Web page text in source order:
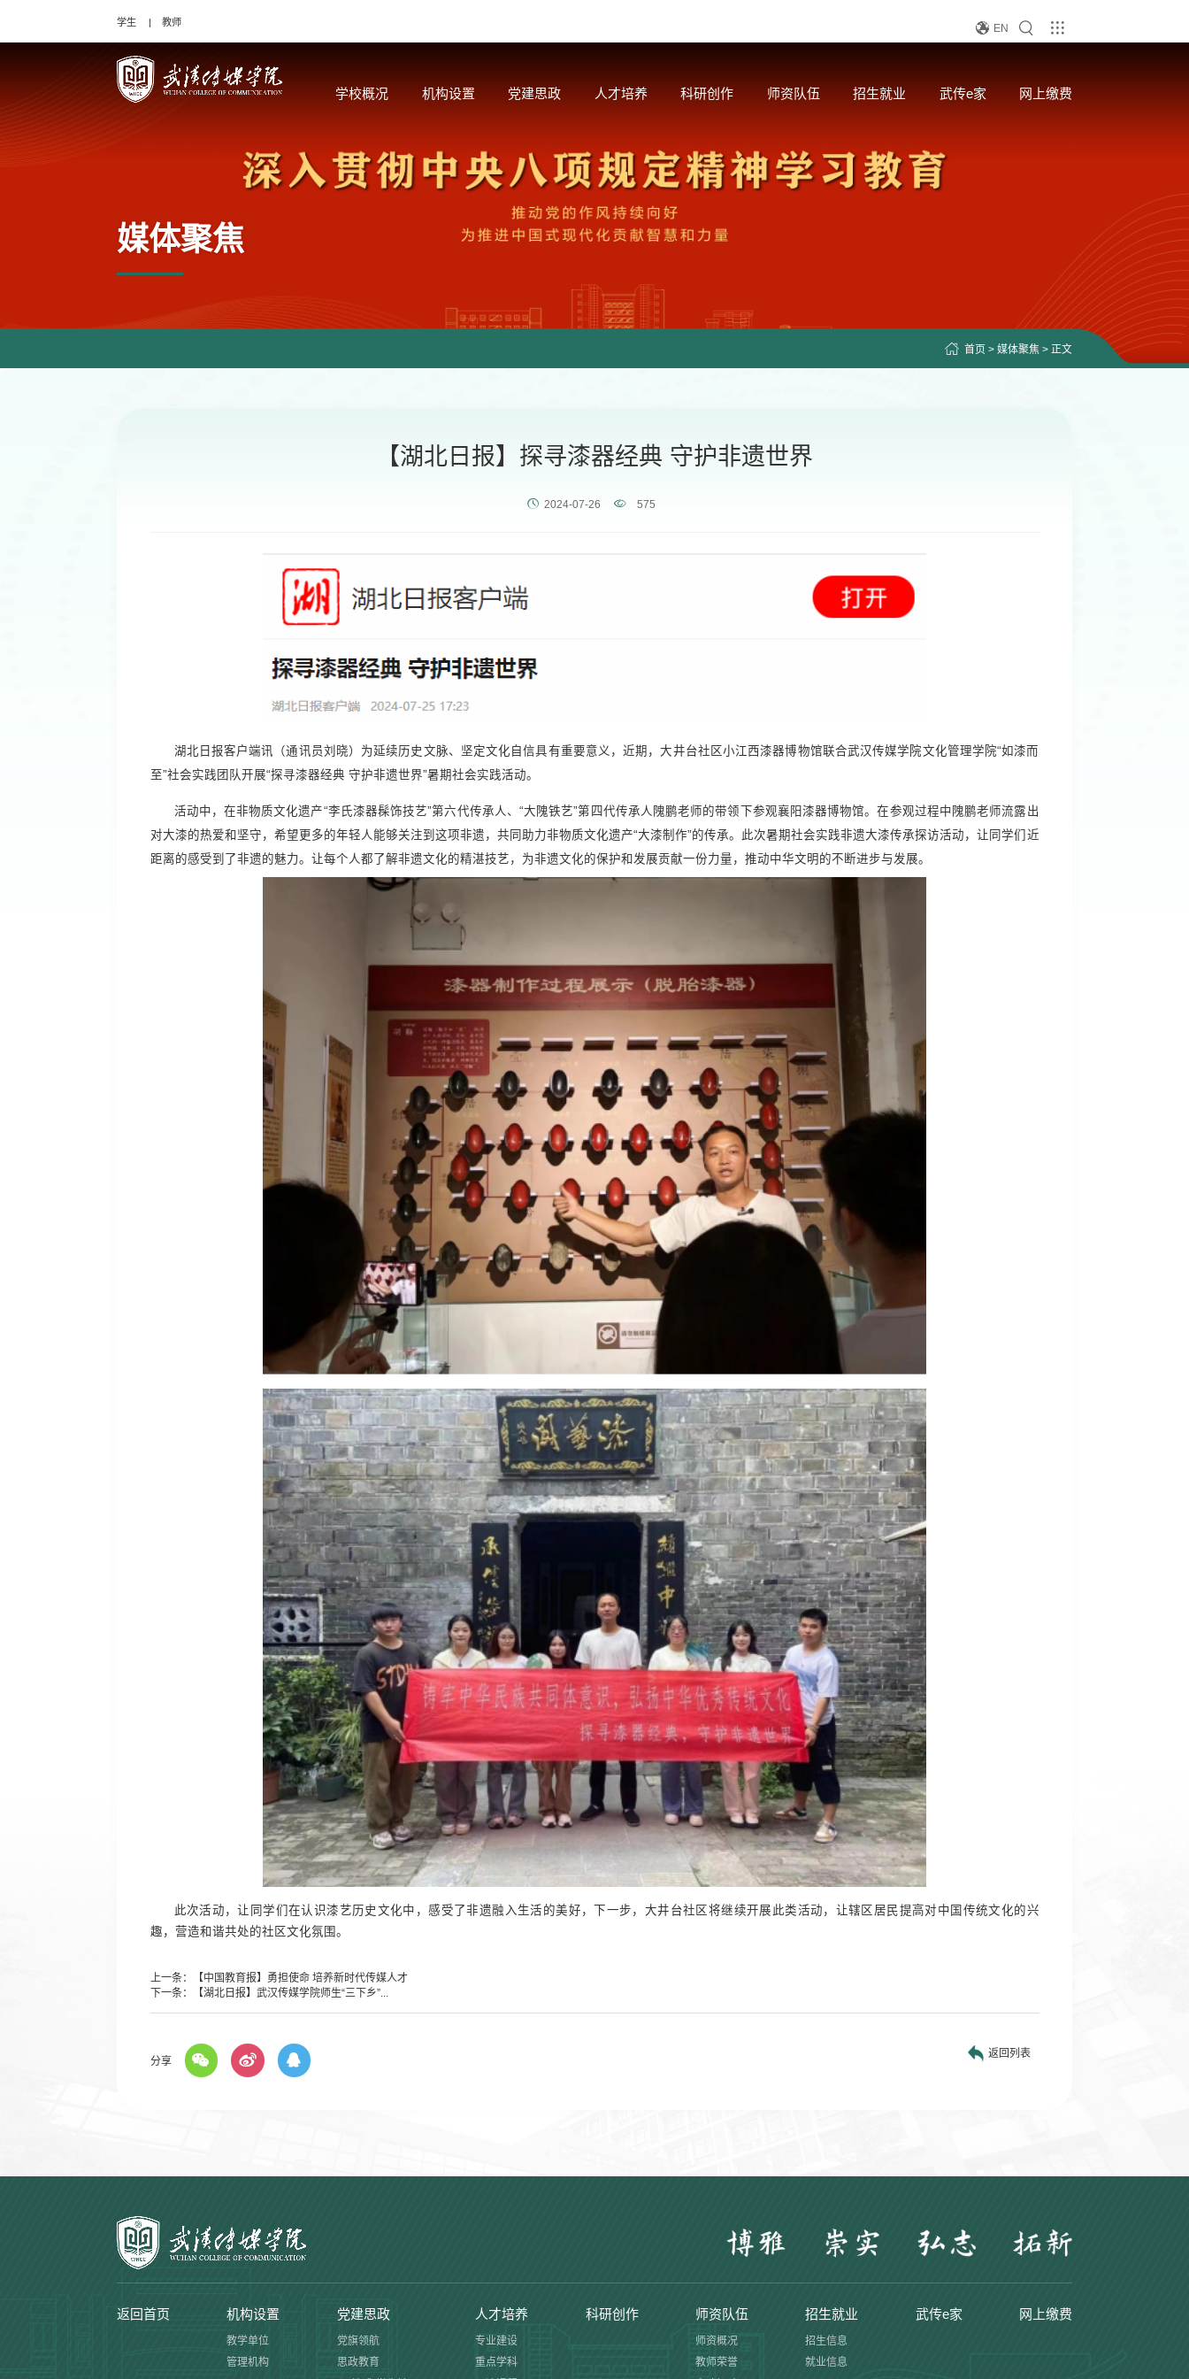
学生 教师 EN
学校概况 机构设置 党建思政 人才培养 科研创作 师资队伍 招生就业 武传e家 网上缴费
媒体聚焦
首页 > 媒体聚焦 > 正文
【湖北日报】探寻漆器经典 守护非遗世界
2024-07-26 575
湖北日报客户端讯（通讯员刘晓）为延续历史文脉、坚定文化自信具有重要意义，近期，大井台社区小江西漆器博物馆联合武汉传媒学院文化管理学院“如漆而
至”社会实践团队开展“探寻漆器经典 守护非遗世界”暑期社会实践活动。
活动中，在非物质文化遗产“李氏漆器髹饰技艺”第六代传承人、“大隗铁艺”第四代传承人隗鹏老师的带领下参观襄阳漆器博物馆。在参观过程中隗鹏老师流露出
对大漆的热爱和坚守，希望更多的年轻人能够关注到这项非遗，共同助力非物质文化遗产“大漆制作”的传承。此次暑期社会实践非遗大漆传承探访活动，让同学们近
距离的感受到了非遗的魅力。让每个人都了解非遗文化的精湛技艺，为非遗文化的保护和发展贡献一份力量，推动中华文明的不断进步与发展。
此次活动，让同学们在认识漆艺历史文化中，感受了非遗融入生活的美好，下一步，大井台社区将继续开展此类活动，让辖区居民提高对中国传统文化的兴
趣，营造和谐共处的社区文化氛围。
上一条：
【中国教育报】勇担使命 培养新时代传媒人才
下一条：
【湖北日报】武汉传媒学院师生“三下乡”...
分享
返回列表
返回首页 机构设置
教学单位
管理机构
党建思政
党旗领航
思政教育
人才培养
专业建设
重点学科
科研创作 师资队伍
师资概况
教师荣誉
招生就业
招生信息
就业信息
武传e家 网上缴费